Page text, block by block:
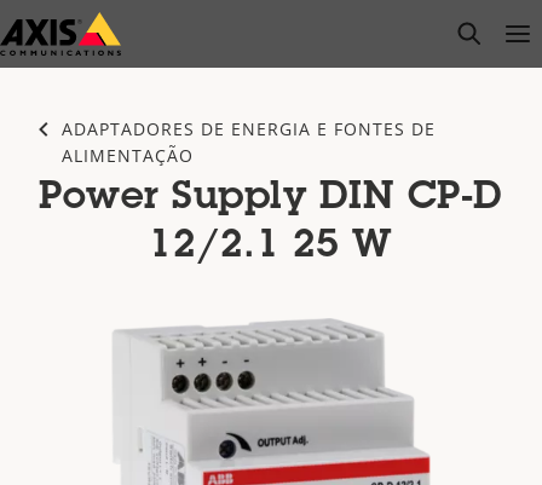
Pular
para
open
ADAPTADORES DE ENERGIA E FONTES DE
ALIMENTAÇÃO
Power Supply DIN CP-D
12/2.1 25 W